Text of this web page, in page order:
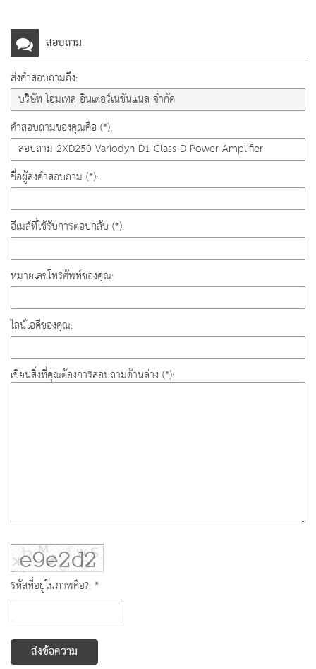
สอบถาม
ส่งคำสอบถามถึง:
คำสอบถามของคุณคือ (*):
ชื่อผู้ส่งคำสอบถาม (*):
อีเมล์ที่ใช้รับการตอบกลับ (*):
หมายเลขโทรศัพท์ของคุณ:
ไลน์ไอดีของคุณ:
เขียนสิ่งที่คุณต้องการสอบถามด้านล่าง (*):
รหัสที่อยู่ในภาพคือ?: *
ส่งข้อความ